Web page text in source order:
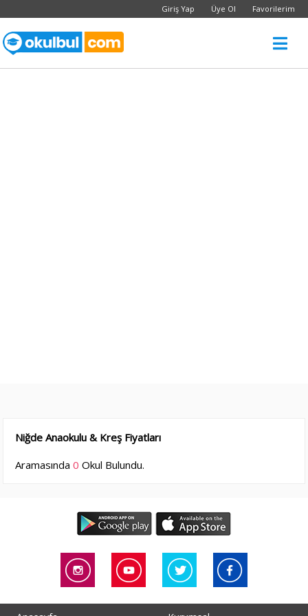
Giriş Yap Üye Ol Favorilerim
Niğde Anaokulu & Kreş Fiyatları
Aramasında0 Okul Bulundu.